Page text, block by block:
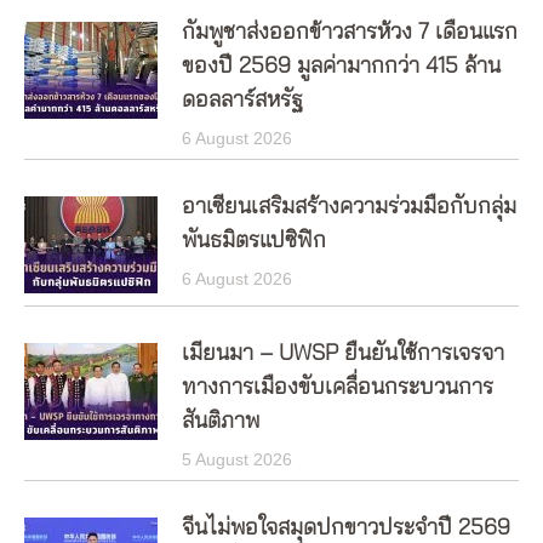
กัมพูชาส่งออกข้าวสารห้วง 7 เดือนแรก
ของปี 2569 มูลค่ามากกว่า 415 ล้าน
ดอลลาร์สหรัฐ
6 August 2026
อาเซียนเสริมสร้างความร่วมมือกับกลุ่ม
พันธมิตรแปซิฟิก
6 August 2026
เมียนมา – UWSP ยืนยันใช้การเจรจา
ทางการเมืองขับเคลื่อนกระบวนการ
สันติภาพ
5 August 2026
จีนไม่พอใจสมุดปกขาวประจำปี 2569